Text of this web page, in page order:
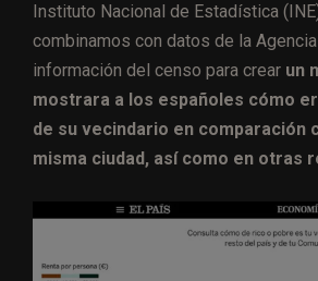
Instituto Nacional de Estadística
combinamos con datos de la
información del censo para crear un
mostrara a los españoles cómo
de su vecindario en comparación
misma ciudad, así como en otras